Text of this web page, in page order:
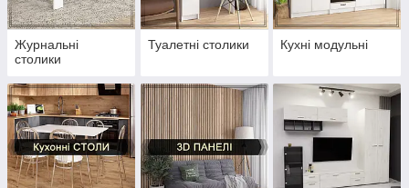
Журнальні
столики
Туалетні столики Кухні модульні